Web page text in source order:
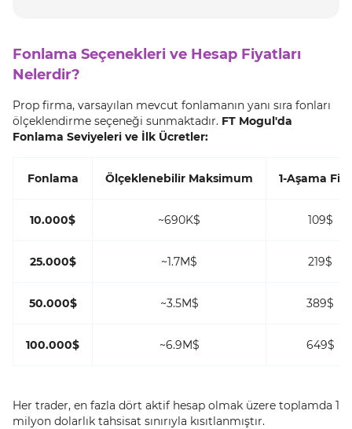
Fonlama Seçenekleri ve Hesap Fiyatları
Nelerdir?
Prop firma, varsayılan mevcut fonlamanın yanı sıra fonları
ölçeklendirme seçeneği sunmaktadır. FT Mogul'da
Fonlama Seviyeleri ve İlk Ücretler:
Fonlama Ölçeklenebilir Maksimum 1-Aşama
10.000$ ~690K$ 109$
25.000$ ~1.7M$ 219$
50.000$ ~3.5M$ 389$
100.000$ ~6.9M$ 649$
Her trader, en fazla dört aktif hesap olmak üzere toplamda 1
milyon dolarlık tahsisat sınırıyla kısıtlanmıştır.